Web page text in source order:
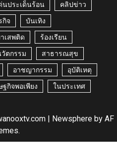
นประเด็นร้อน คลิปข่าว
กิจ บันเทิง
เสพติด ร้องเรียน
ตกรรม สาธารณสุข
อาชญากรรม อุบัติเหตุ
ฐกิจพอเพียง ในประเทศ
| Newsphereby AF